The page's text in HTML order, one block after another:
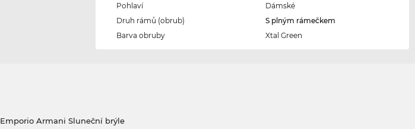
Pohlaví
Dámské
Druh rámů (obrub)
S plným rámečkem
Barva obruby
Xtal Green
Emporio Armani Sluneční brýle